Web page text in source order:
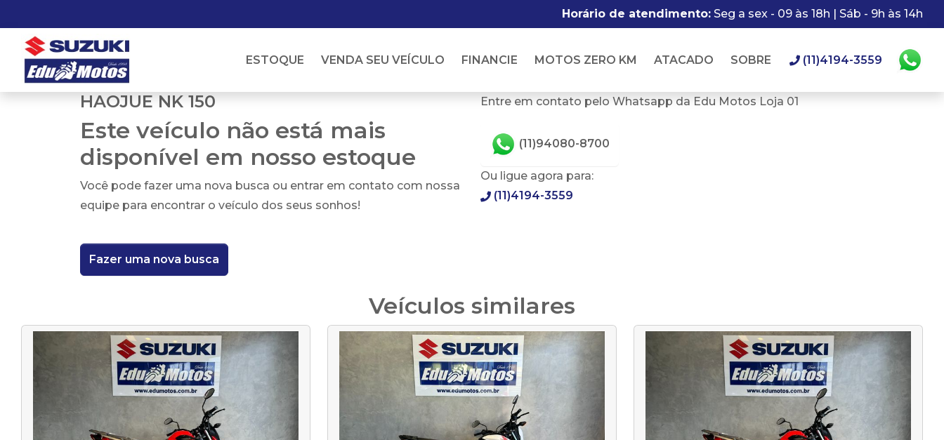
Horário de atendimento: Seg a sex - 09 às 18h | Sáb - 9h às 14h
ESTOQUE VENDA SEU VEÍCULO FINANCIE MOTOS ZERO KM ATACADO SOBRE (11)4194-3559
HAOJUE NK 150
Este veículo não está mais
disponível em nosso estoque
Você pode fazer uma nova busca ou entrar em contato com nossa
equipe para encontrar o veículo dos seus sonhos!
Fazer uma nova busca
Entre em contato pelo Whatsapp da Edu Motos Loja 01
(11)94080-8700
Ou ligue agora para:
(11)4194-3559
Veículos similares